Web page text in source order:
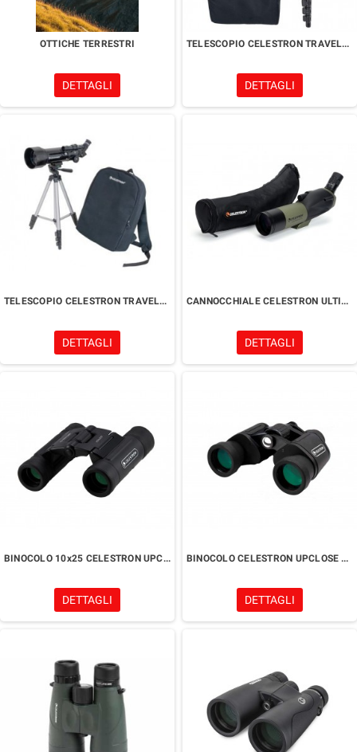
OTTICHE TERRESTRI
DETTAGLI
TELESCOPIO CELESTRON TRAVELSCOPE 50
DETTAGLI
TELESCOPIO CELESTRON TRAVELSCOPE 70
DETTAGLI
CANNOCCHIALE CELESTRON ULTIMA 65
DETTAGLI
BINOCOLO 10x25 CELESTRON UPCLOSE G2
DETTAGLI
BINOCOLO CELESTRON UPCLOSE G2 8x40
DETTAGLI